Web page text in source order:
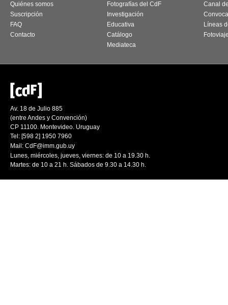
Quiénes somos
Suscripción
FAQ
Contacto
Fotografías del CdF
Investigación
Educativa
Catálogo
Mediateca
Canal
Líneas
Av. 18 de Julio 885
(entre Andes y Convención)
CP 11100. Montevideo. Uruguay
Tel: [598 2] 1950 7960
Mail: CdF@imm.gub.uy
Lunes, miércoles, jueves, viernes: de 10 a 19.30 h.
Martes: de 10 a 21 h. Sábados de 9.30 a 14.30 h.